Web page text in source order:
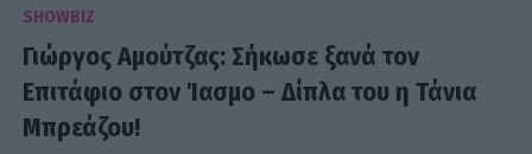
SHOWBIZ
Γιώργος Αμούτζας: Σήκωσε ξανά τον
Επιτάφιο στον Ίασμο – Δίπλα του η Τάνια
Μπρεάζου!